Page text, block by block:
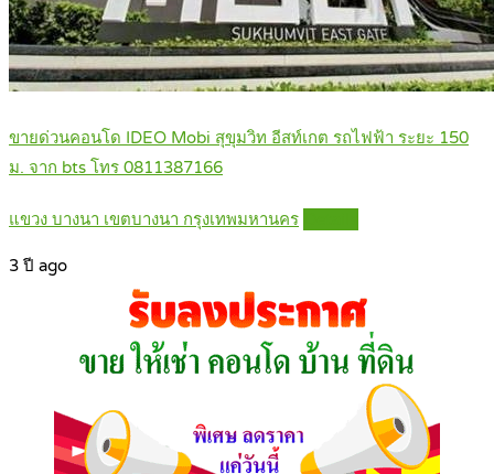
ขายด่วนคอนโด IDEO Mobi สุขุมวิท อีสท์เกต รถไฟฟ้า ระยะ 150
ม. จาก bts โทร 0811387166
แขวง บางนา เขตบางนา กรุงเทพมหานคร
3 ปี ago